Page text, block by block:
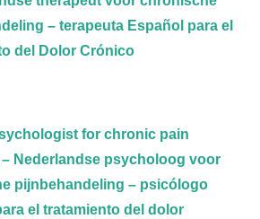
– terapeuta Español para el
del Dolor Crónico
for chronic pain
Nederlandse psycholoog voor
pijnbehandeling – psicólogo
el tratamiento del dolor